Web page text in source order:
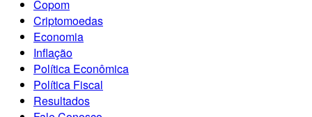
Copom
Criptomoedas
Economia
Inflação
Política Econômica
Política Fiscal
Resultados